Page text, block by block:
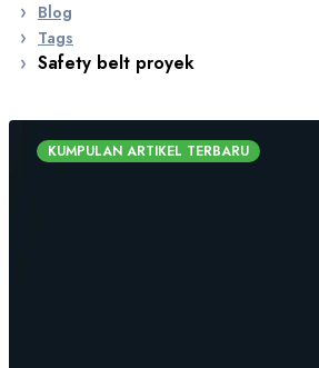
Blog
Tags
Safety belt proyek
KUMPULAN ARTIKEL TERBARU